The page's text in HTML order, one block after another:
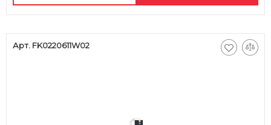
Арт. FK0220611W02